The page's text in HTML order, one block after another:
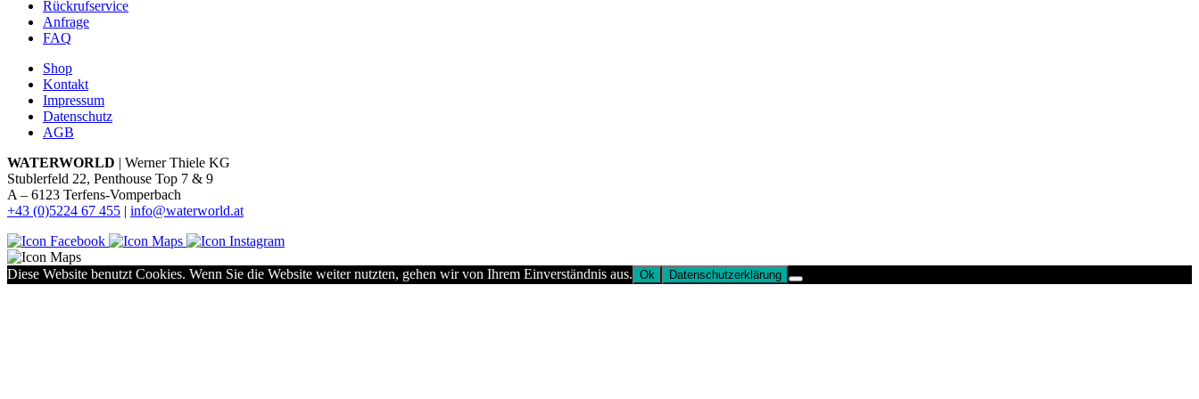
Rückrufservice
Anfrage
FAQ
Shop
Kontakt
Impressum
Datenschutz
AGB
WATERWORLD | Werner Thiele KG
Stublerfeld 22, Penthouse Top 7 & 9
A – 6123 Terfens-Vomperbach
+43 (0)5224 67 455 | info@waterworld.at
Diese Website benutzt Cookies. Wenn Sie die Website weiter nutzten, gehen wir von Ihrem Einverständnis aus. Ok Datenschutzerklärung